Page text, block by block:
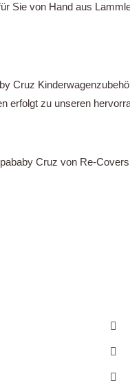
Sie von Hand aus
Cruz
zu unseren
Cruz von Re-